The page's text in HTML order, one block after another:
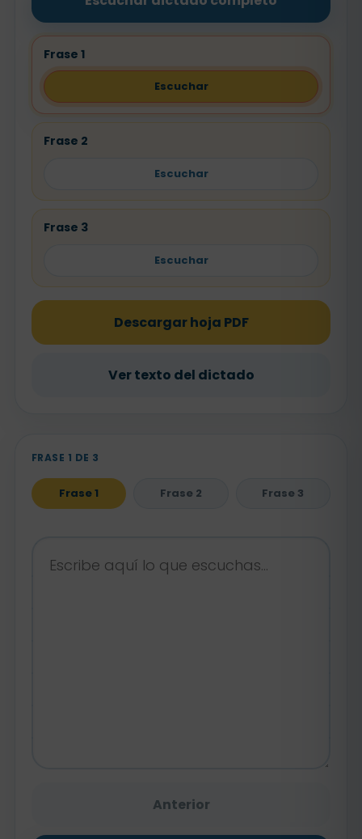
Frase 1
Escuchar
Frase 2
Escuchar
Frase 3
Escuchar
Descargar hoja PDF
Ver texto del dictado
FRASE 1 DE 3
Frase 1 Frase 2 Frase 3
Anterior